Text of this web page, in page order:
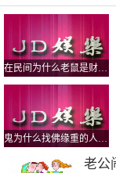
在民间为什么老鼠是财神招财，什么财神手里拿着老鼠？
鬼为什么找佛缘重的人，佛缘重的人有啥症状？
老公